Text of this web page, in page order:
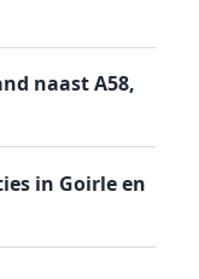
naast A58,
in Goirle en